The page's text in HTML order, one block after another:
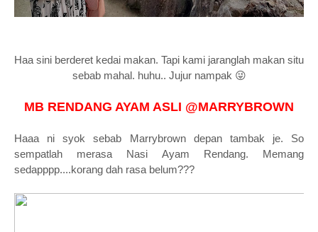
Haa sini berderet kedai makan. Tapi kami jaranglah makan situ
sebab mahal. huhu.. Jujur nampak 😜
MB RENDANG AYAM ASLI @MARRYBROWN
Haaa ni syok sebab Marrybrown depan tambak je. So
sempatlah merasa Nasi Ayam Rendang. Memang
sedapppp....korang dah rasa belum???